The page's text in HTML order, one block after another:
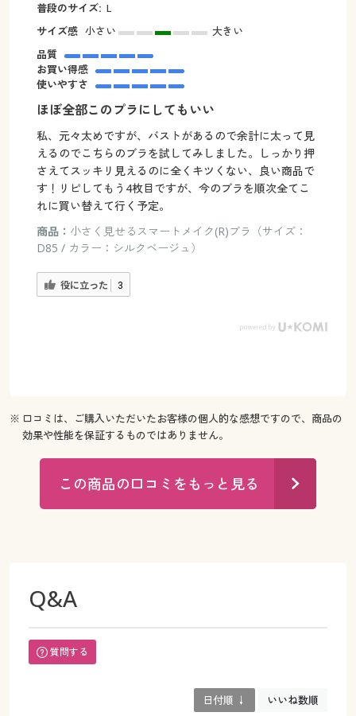
普段のサイズ: L
サイズ感 小さい
大きい
品質
お買い得感
使いやすさ
ほぼ全部このプラにしてもいい
私、元々太めですが、バストがあるので余計に太って見
えるのでこちらのブラを試してみしました。しっかり押
さえてスッキリ見えるのに全くキツくない、良い商品で
す！リピしてもう4枚目ですが、今のブラを順次全てこ
れに買い替えて行く予定。
商品： 小さく見せるスマートメイク(R)ブラ（サイズ：
D85 / カラー：シルクベージュ）
役に立った 3
※ 口コミは、ご購入いただいたお客様の個人的な感想ですので、商品の
効果や性能を保証するものではありません。
この商品の口コミをもっと見る
Q&A
質問する
日付順 ↓ いいね数順